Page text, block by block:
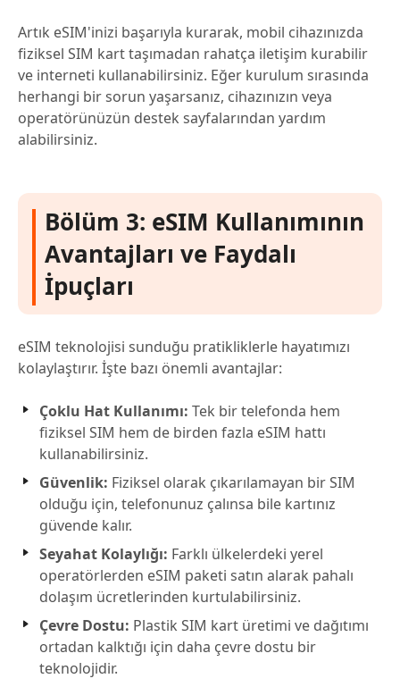
Artık eSIM'inizi başarıyla kurarak, mobil cihazınızda
fiziksel SIM kart taşımadan rahatça iletişim kurabilir
ve interneti kullanabilirsiniz. Eğer kurulum sırasında
herhangi bir sorun yaşarsanız, cihazınızın veya
operatörünüzün destek sayfalarından yardım
alabilirsiniz.
Bölüm 3: eSIM Kullanımının
Avantajları ve Faydalı
İpuçları
eSIM teknolojisi sunduğu pratikliklerle hayatımızı
kolaylaştırır. İşte bazı önemli avantajlar:
Çoklu Hat Kullanımı: Tek bir telefonda hem
fiziksel SIM hem de birden fazla eSIM hattı
kullanabilirsiniz.
Güvenlik: Fiziksel olarak çıkarılamayan bir SIM
olduğu için, telefonunuz çalınsa bile kartınız
güvende kalır.
Seyahat Kolaylığı: Farklı ülkelerdeki yerel
operatörlerden eSIM paketi satın alarak pahalı
dolaşım ücretlerinden kurtulabilirsiniz.
Çevre Dostu: Plastik SIM kart üretimi ve dağıtımı
ortadan kalktığı için daha çevre dostu bir
teknolojidir.